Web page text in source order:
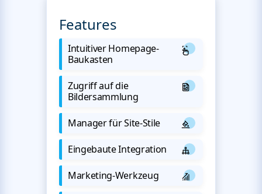
Features
Intuitiver Homepage-
Baukasten
Zugriff auf die
Bildersammlung
Manager für Site-Stile
Eingebaute Integration
Marketing-Werkzeug